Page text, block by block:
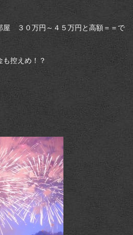
３０万円～４５万円と高額＝＝で
控えめ！？